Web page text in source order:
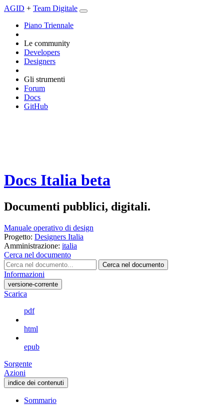
AGID + Team Digitale
Piano Triennale
Le community
Developers
Designers
Gli strumenti
Forum
Docs
GitHub
Docs Italia beta
Documenti pubblici, digitali.
Manuale operativo di design
Progetto: Designers Italia
Amministrazione: italia
Cerca nel documento
Cerca nel documento
Informazioni
versione-corrente
Scarica
pdf
html
epub
Sorgente
Azioni
indice dei contenuti
Sommario